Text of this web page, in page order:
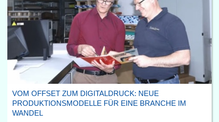
VOM OFFSET ZUM DIGITALDRUCK: NEUE
PRODUKTIONSMODELLE FÜR EINE BRANCHE IM
WANDEL